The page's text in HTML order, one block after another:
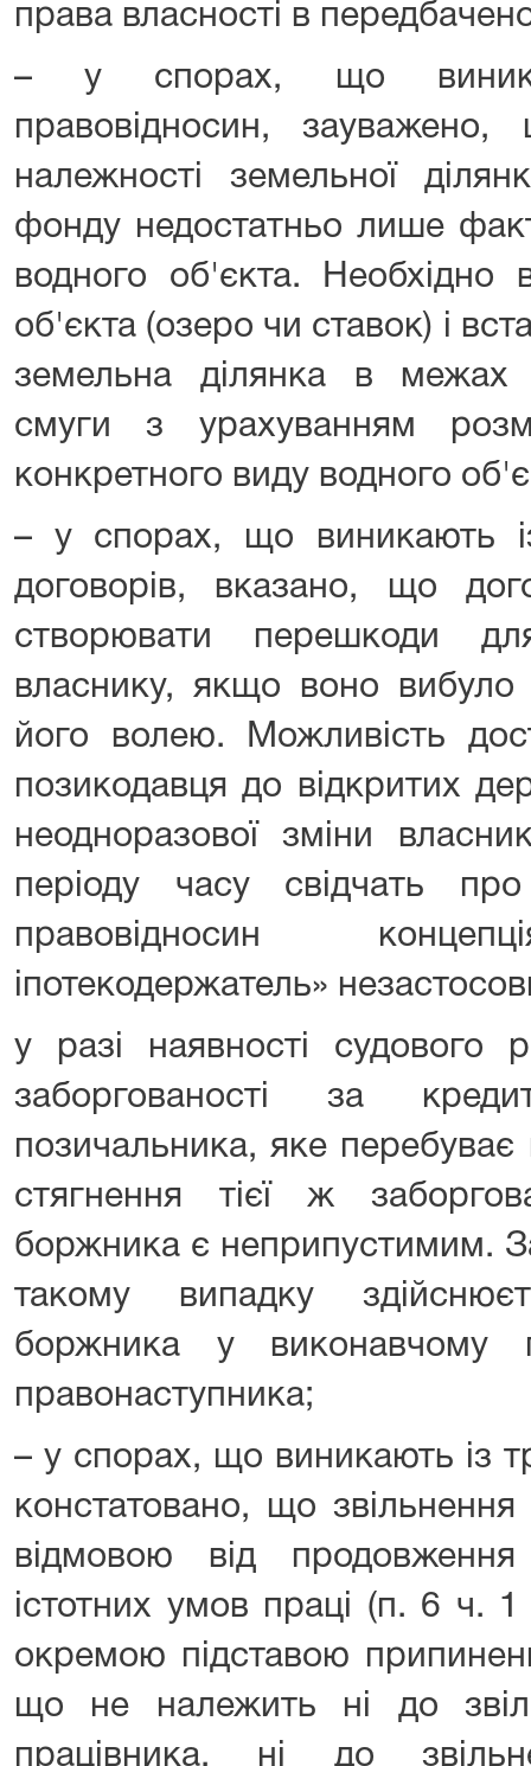
права власності в
– у спорах, що
правовідносин,
належності земельної
фонду недостатньо лише
водного об'єкта. Необхідно
об'єкта (озеро чи ставок) і
земельна ділянка в межах
смуги з урахуванням
конкретного виду водного
– у спорах, що виникають
договорів, вказано, що
створювати перешкоди
власнику, якщо воно вибуло
його волею. Можливість
позикодавця до відкритих
неодноразової зміни
періоду часу свідчать
правовідносин
іпотекодержатель»
у разі наявності судового
заборгованості за
позичальника, яке перебуває
стягнення тієї ж
боржника є неприпустимим.
такому випадку
боржника у виконавчому
правонаступника;
– у спорах, що виникають із
констатовано, що
відмовою від
істотних умов праці (п. 6 ч.
окремою підставою
що не належить ні до
працівника, ні до